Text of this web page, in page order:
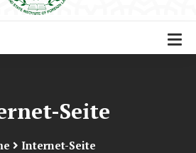
Seite
Internet-Seite